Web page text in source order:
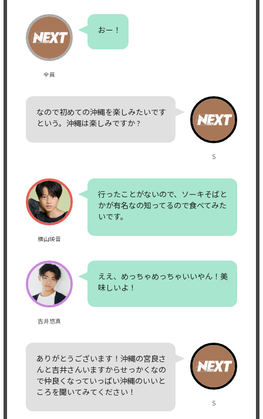
全員
おー！
S
なので初めての沖縄を楽しみたいです
という。沖縄は楽しみですか ?
横山瑛音
行ったことがないので、ソーキそばと
かが有名なの知ってるので食べてみた
いです。
吉井悠真
ええ、めっちゃめっちゃいいやん！美
味しいよ！
S
ありがとうございます！沖縄の宮良さ
んと吉井さんいますからせっかくなの
で仲良くなっていっぱい沖縄のいいと
ころを聞いてみてください！